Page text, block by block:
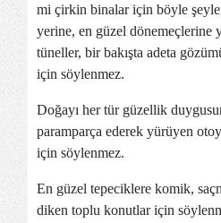
mi çirkin binalar için böyle
yerine, en güzel dönemeçlerine
tüneller, bir bakışta adeta
için söylenmez.
Doğayı her tür güzellik
paramparça ederek yürüyen
için söylenmez.
En güzel tepeciklere komik,
diken toplu konutlar için